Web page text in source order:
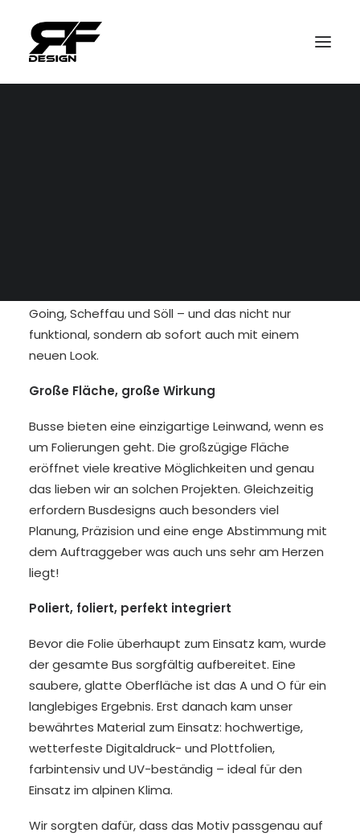
Going, Scheffau und Söll – und das nicht nur
funktional, sondern ab sofort auch mit einem
neuen Look.
Große Fläche, große Wirkung
Busse bieten eine einzigartige Leinwand, wenn es
um Folierungen geht. Die großzügige Fläche
eröffnet viele kreative Möglichkeiten und genau
das lieben wir an solchen Projekten. Gleichzeitig
erfordern Busdesigns auch besonders viel
Planung, Präzision und eine enge Abstimmung mit
dem Auftraggeber was auch uns sehr am Herzen
liegt!
Poliert, foliert, perfekt integriert
Bevor die Folie überhaupt zum Einsatz kam, wurde
der gesamte Bus sorgfältig aufbereitet. Eine
saubere, glatte Oberfläche ist das A und O für ein
langlebiges Ergebnis. Erst danach kam unser
bewährtes Material zum Einsatz: hochwertige,
wetterfeste Digitaldruck- und Plottfolien,
farbintensiv und UV-beständig – ideal für den
Einsatz im alpinen Klima.
Wir sorgten dafür, dass das Motiv passgenau auf